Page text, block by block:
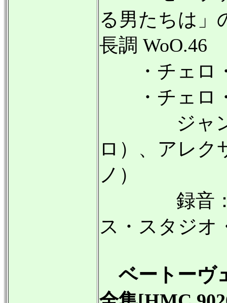
る男たちは」
長調 WoO.46
・チェロ・
・チェロ・
ジャン＝
ロ）、アレク
ノ）
録音：
ス・スタジオ
ベートーヴ